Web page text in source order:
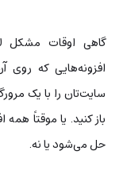
گاهی اوقات مشکل
افزونه‌هایی که
سایت‌تان را با یک
باز کنید. یا موقتاً
حل می‌شود یا نه.